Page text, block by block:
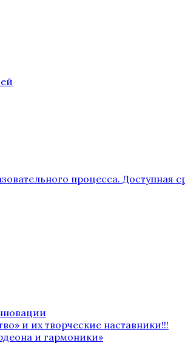
процесса. Доступная
и их творческие наставники!!!
и гармоники»